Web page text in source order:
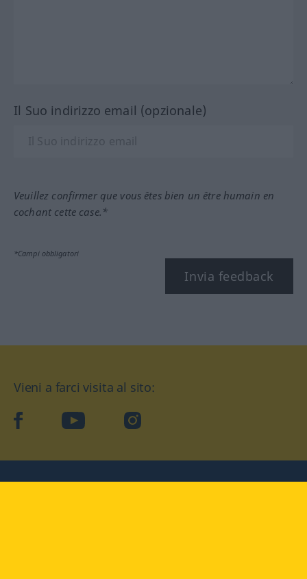
Il Suo indirizzo email (opzionale)
Veuillez confirmer que vous êtes bien un être humain en
cochant cette case.*
*Campi obbligatori
Invia feedback
Vieni a farci visita al sito:
facebook YouTube Instagram